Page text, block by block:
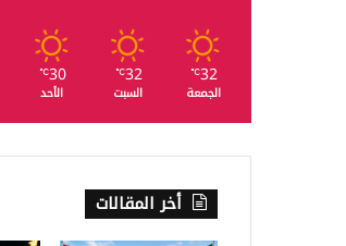
32
℃
الجمعة
32
℃
السبت
30
℃
الأحد
أخر المقالات